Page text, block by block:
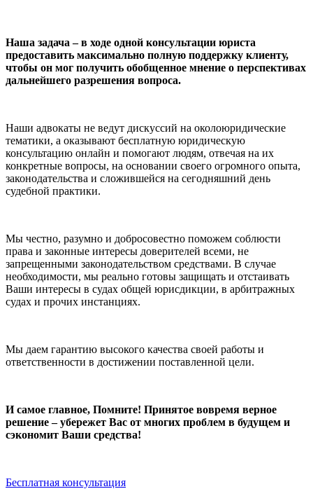
Наша задача – в ходе одной консультации юриста
предоставить максимально полную поддержку клиенту,
чтобы он мог получить обобщенное мнение о перспективах
дальнейшего разрешения вопроса.
Наши адвокаты не ведут дискуссий на околоюридические
тематики, а оказывают бесплатную юридическую
консультацию онлайн и помогают людям, отвечая на их
конкретные вопросы, на основании своего огромного опыта,
законодательства и сложившейся на сегодняшний день
судебной практики.
Мы честно, разумно и добросовестно поможем соблюсти
права и законные интересы доверителей всеми, не
запрещенными законодательством средствами. В случае
необходимости, мы реально готовы защищать и отстаивать
Ваши интересы в судах общей юрисдикции, в арбитражных
судах и прочих инстанциях.
Мы даем гарантию высокого качества своей работы и
ответственности в достижении поставленной цели.
И самое главное, Помните! Принятое вовремя верное
решение – убережет Вас от многих проблем в будущем и
сэкономит Ваши средства!
Бесплатная консультация